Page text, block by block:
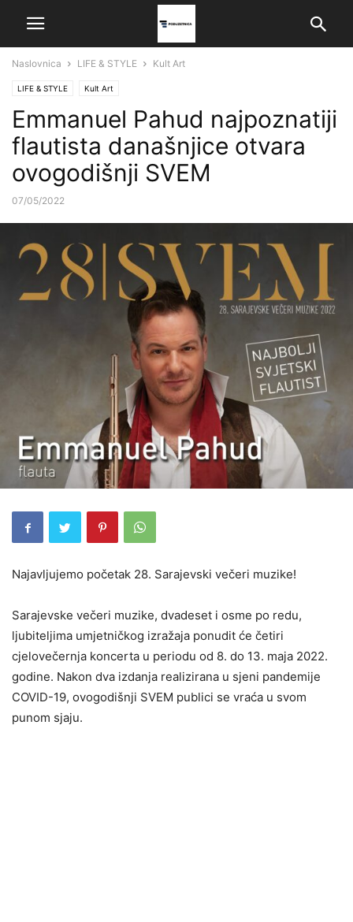
Naslovnica LIFE & STYLE Kult Art
LIFE & STYLE Kult Art
Emmanuel Pahud najpoznatiji
flautista današnjice otvara
ovogodišnji SVEM
07/05/2022
Najavljujemo početak 28. Sarajevski večeri muzike!
Sarajevske večeri muzike, dvadeset i osme po redu,
ljubiteljima umjetničkog izražaja ponudit će četiri
cjelovečernja koncerta u periodu od 8. do 13. maja 2022.
godine. Nakon dva izdanja realizirana u sjeni pandemije
COVID-19, ovogodišnji SVEM publici se vraća u svom
punom sjaju.